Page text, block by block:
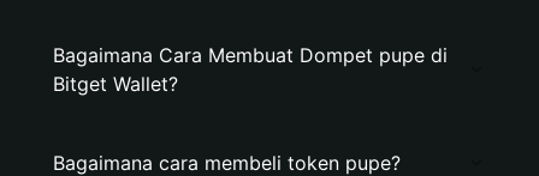
Bagaimana Cara Membuat Dompet pupe di
Bitget Wallet?
Bagaimana cara membeli token pupe?